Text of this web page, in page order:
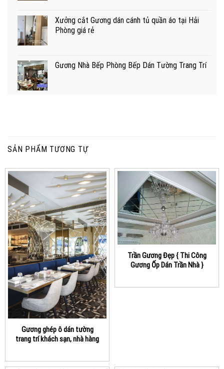
Xưởng cắt Gương dán cánh tủ quần áo tại Hải
Phòng giá rẻ
Gương Nhà Bếp Phòng Bếp Dán Tường Trang Trí
SẢN PHẨM TƯƠNG TỰ
Gương ghép ô dán tường
trang trí khách sạn, nhà hàng
Trần Gương Đẹp { Thi Công
Gương Ốp Dán Trần Nhà }